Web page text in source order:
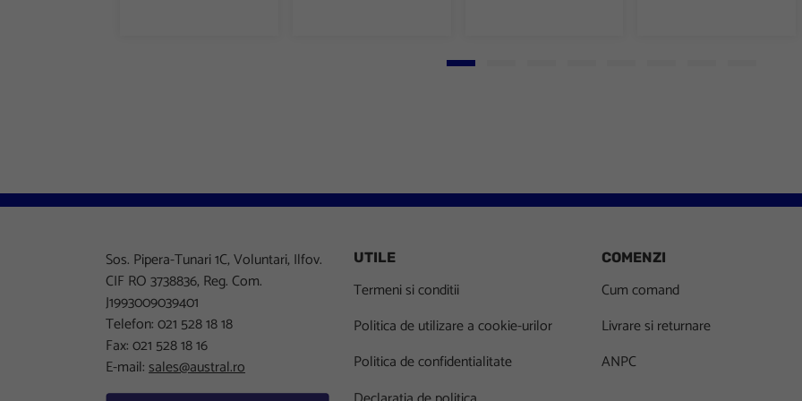
Go to slide 1
Sos. Pipera-Tunari 1C, Voluntari, Ilfov.
CIF RO 3738836, Reg. Com.
J1993009039401
Telefon: 021 528 18 18
Fax: 021 528 18 16
E-mail:sales@austral.ro
UTILE
Termeni si conditii
Politica de utilizare a cookie-urilor
Politica de confidentialitate
COMENZI
Cum comand
Livrare si returnare
ANPC